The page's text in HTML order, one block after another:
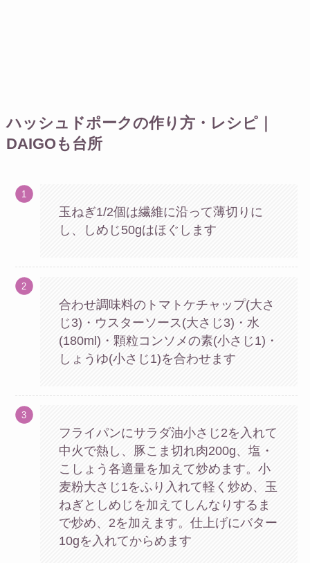
ハッシュドポークの作り方・レシピ｜
DAIGOも台所
玉ねぎ1/2個は繊維に沿って薄切りに
し、しめじ50gはほぐします
合わせ調味料のトマトケチャップ(大さ
じ3)・ウスターソース(大さじ3)・水
(180ml)・顆粒コンソメの素(小さじ1)・
しょうゆ(小さじ1)を合わせます
フライパンにサラダ油小さじ2を入れて
中火で熱し、豚こま切れ肉200g、塩・
こしょう各適量を加えて炒めます。小
麦粉大さじ1をふり入れて軽く炒め、玉
ねぎとしめじを加えてしんなりするま
で炒め、2を加えます。仕上げにバター
10gを入れてからめます